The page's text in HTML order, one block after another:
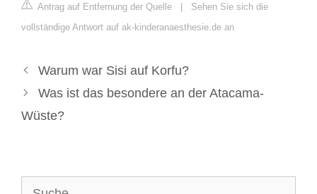
Antrag auf Entfernung der Quelle | Sehen Sie sich die
vollständige Antwort auf ak-kinderanaesthesie.de an
Warum war Sisi auf Korfu?
Was ist das besondere an der Atacama-
Wüste?